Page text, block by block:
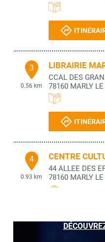
3
0.56 km
LIBRAIRIE
CCAL DES
78160 MARLY LE
4
0.93 km
CENTRE
44 ALLEE DES
78160 MARLY LE